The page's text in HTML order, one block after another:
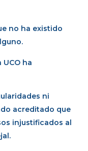
no ha existido
ha
ni
acreditado que
injustificados al